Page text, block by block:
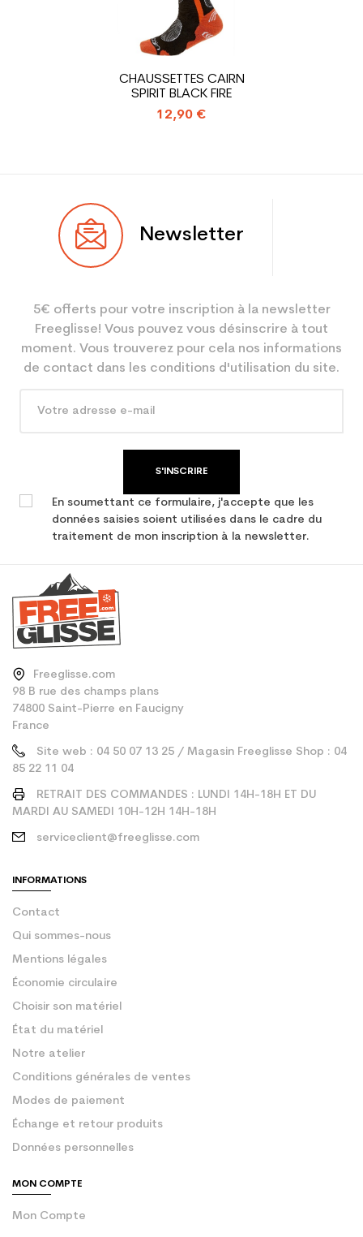
1.31
adulte performance
CHAUSSETTES CAIRN
SPIRIT BLACK FIRE
12,90 €
Newsletter
5€ offerts pour votre inscription à la newsletter
Freeglisse! Vous pouvez vous désinscrire à tout
moment. Vous trouverez pour cela nos informations
de contact dans les conditions d'utilisation du site.
S'INSCRIRE
En soumettant ce formulaire, j'accepte que les
données saisies soient utilisées dans le cadre du
traitement de mon inscription à la newsletter.
Freeglisse.com
98 B rue des champs plans
74800 Saint-Pierre en Faucigny
France
Site web : 04 50 07 13 25 / Magasin Freeglisse Shop : 04
85 22 11 04
RETRAIT DES COMMANDES : LUNDI 14H-18H ET DU
MARDI AU SAMEDI 10H-12H 14H-18H
serviceclient@freeglisse.com
INFORMATIONS
Contact
Qui sommes-nous
Mentions légales
Économie circulaire
Choisir son matériel
État du matériel
Notre atelier
Conditions générales de ventes
Modes de paiement
Échange et retour produits
Données personnelles
MON COMPTE
Mon Compte